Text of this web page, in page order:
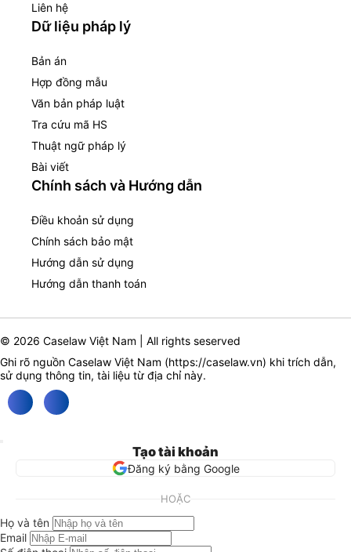
Liên hệ
Dữ liệu pháp lý
Bản án
Hợp đồng mẫu
Văn bản pháp luật
Tra cứu mã HS
Thuật ngữ pháp lý
Bài viết
Chính sách và Hướng dẫn
Điều khoản sử dụng
Chính sách bảo mật
Hướng dẫn sử dụng
Hướng dẫn thanh toán
© 2026 Caselaw Việt Nam | All rights seserved
Ghi rõ nguồn Caselaw Việt Nam (https://caselaw.vn) khi trích dẫn,
sử dụng thông tin, tài liệu từ địa chỉ này.
Tạo tài khoản
Đăng ký bằng Google
HOẶC
Họ và tên
Email